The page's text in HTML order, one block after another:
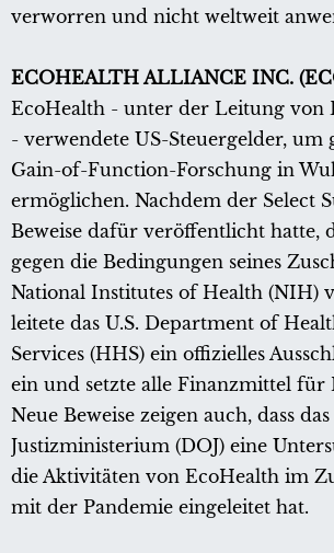
verworren und nicht weltweit
ECOHEALTH ALLIANCE INC.
EcoHealth - unter der Leitung von
- verwendete US-Steuergelder, um
Gain-of-Function-Forschung in
ermöglichen. Nachdem der Select
Beweise dafür veröffentlicht hatte,
gegen die Bedingungen seines
National Institutes of Health (NIH)
leitete das U.S. Department of
Services (HHS) ein offizielles
ein und setzte alle Finanzmittel für
Neue Beweise zeigen auch, dass das
Justizministerium (DOJ) eine
die Aktivitäten von EcoHealth im
mit der Pandemie eingeleitet hat.